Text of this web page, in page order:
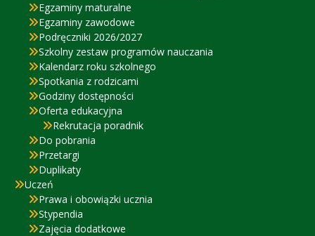
Egzaminy maturalne
Egzaminy zawodowe
Podręczniki 2026/2027
Szkolny zestaw programów nauczania
Kalendarz roku szkolnego
Spotkania z rodzicami
Godziny dostępności
Oferta edukacyjna
Rekrutacja poradnik
Do pobrania
Przetargi
Duplikaty
Uczeń
Prawa i obowiązki ucznia
Stypendia
Zajęcia dodatkowe